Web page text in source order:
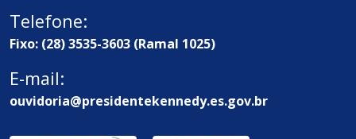
Telefone:
Fixo: (28) 3535-3603 (Ramal 1025)
E-mail:
ouvidoria@presidentekennedy.es.gov.br